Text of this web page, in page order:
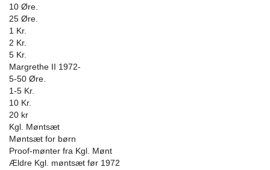
10 Øre.
25 Øre.
1 Kr.
2 Kr.
5 Kr.
Margrethe II 1972-
5-50 Øre.
1-5 Kr.
10 Kr.
20 kr
Kgl. Møntsæt
Møntsæt for børn
Proof-mønter fra Kgl. Mønt
Ældre Kgl. møntsæt før 1972